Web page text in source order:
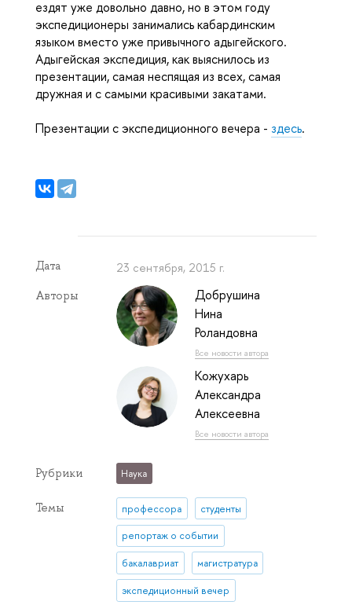
ездят уже довольно давно, но в этом году
экспедиционеры занимались кабардинским
языком вместо уже привычного адыгейского.
Адыгейская экспедиция, как выяснилось из
презентации, самая неспящая из всех, самая
дружная и с самыми красивыми закатами.
Презентации с экспедиционного вечера - здесь.
Дата 23 сентября, 2015 г.
Авторы
Добрушина
Нина
Роландовна
Все новости автора
Кожухарь
Александра
Алексеевна
Все новости автора
Рубрики Наука
Темы профессора студенты
репортаж о событии
бакалавриат магистратура
экспедиционный вечер